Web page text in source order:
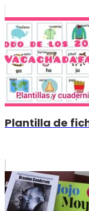
Plantilla de